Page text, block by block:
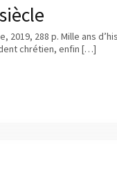
2019, 288 p. Mille ans
chrétien, enfin […]